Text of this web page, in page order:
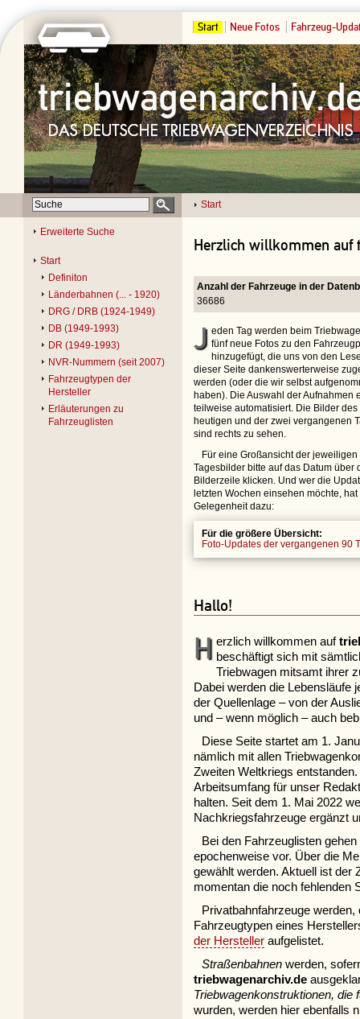
Start Neue Fotos Fahrzeug-
Start
Erweiterte Suche
Start
Definiton
Länderbahnen (... - 1920)
DRG / DRB (1924-1949)
DB (1949-1993)
DR (1949-1993)
NVR-Nummern (seit 2007)
Fahrzeugtypen der
Hersteller
Erläuterungen zu
Fahrzeuglisten
Herzlich willkommen auf
Anzahl der Fahrzeuge in der
36686
J eden Tag werden beim
fünf neue Fotos zu den
hinzugefügt, die uns von den
dieser Seite dankenswerterweise
werden (oder die wir selbst
haben). Die Auswahl der Aufnahmen
teilweise automatisiert. Die Bilder des
heutigen und der zwei vergangenen
sind rechts zu sehen.
Für eine Großansicht der jeweiligen
Tagesbilder bitte auf das Datum über
Bilderzeile klicken. Und wer die
letzten Wochen einsehen möchte, hat
Gelegenheit dazu:
Für die größere Übersicht:
Foto-Updates der vergangenen 90
Hallo!
H erzlich willkommen auf
beschäftigt sich mit
Triebwagen mitsamt ihrer
Dabei werden die Lebensläufe
der Quellenlage – von der
und – wenn möglich – auch
Diese Seite startet am 1.
nämlich mit allen
Zweiten Weltkriegs
Arbeitsumfang für unser
halten. Seit dem 1. Mai 2022
Nachkriegsfahrzeuge ergänzt
Bei den Fahrzeuglisten
epochenweise vor. Über die
gewählt werden. Aktuell ist der
momentan die noch fehlenden
Privatbahnfahrzeuge
Fahrzeugtypen eines
der Hersteller aufgelistet.
Straßenbahnen werden,
triebwagenarchiv.de
Triebwagenkonstruktionen, die
wurden, werden hier ebenfalls